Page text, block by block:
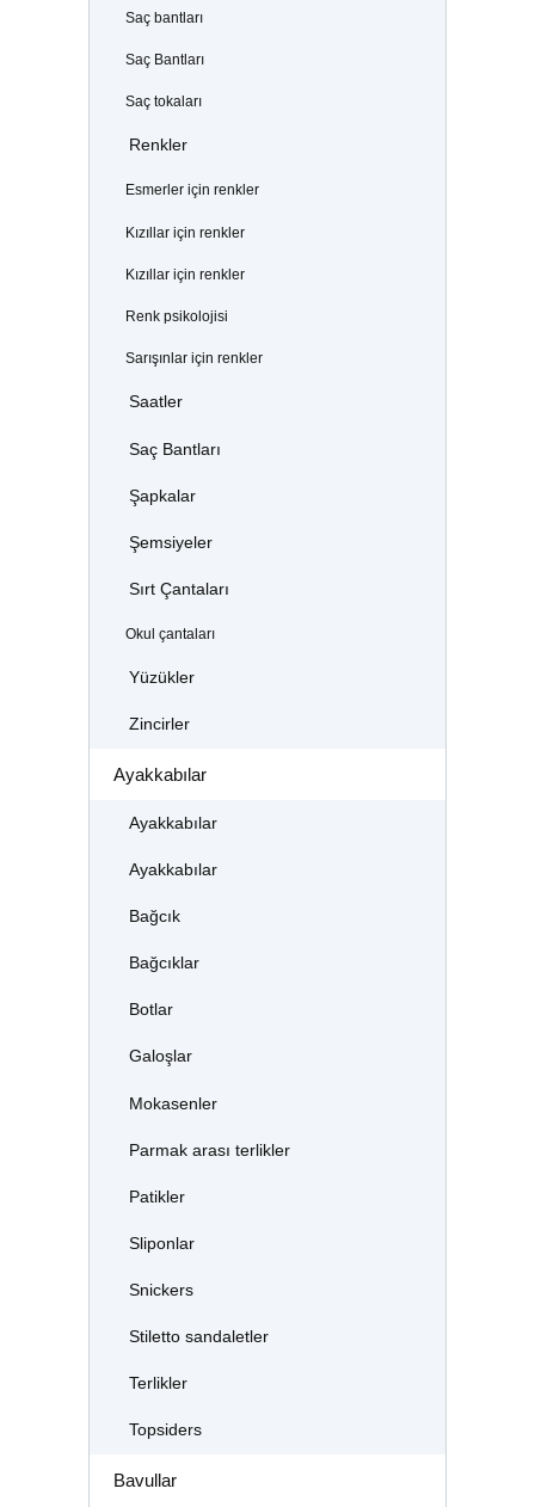
Saç bantları
Saç Bantları
Saç tokaları
Renkler
Esmerler için renkler
Kızıllar için renkler
Kızıllar için renkler
Renk psikolojisi
Sarışınlar için renkler
Saatler
Saç Bantları
Şapkalar
Şemsiyeler
Sırt Çantaları
Okul çantaları
Yüzükler
Zincirler
Ayakkabılar
Ayakkabılar
Ayakkabılar
Bağcık
Bağcıklar
Botlar
Galoşlar
Mokasenler
Parmak arası terlikler
Patikler
Sliponlar
Snickers
Stiletto sandaletler
Terlikler
Topsiders
Bavullar